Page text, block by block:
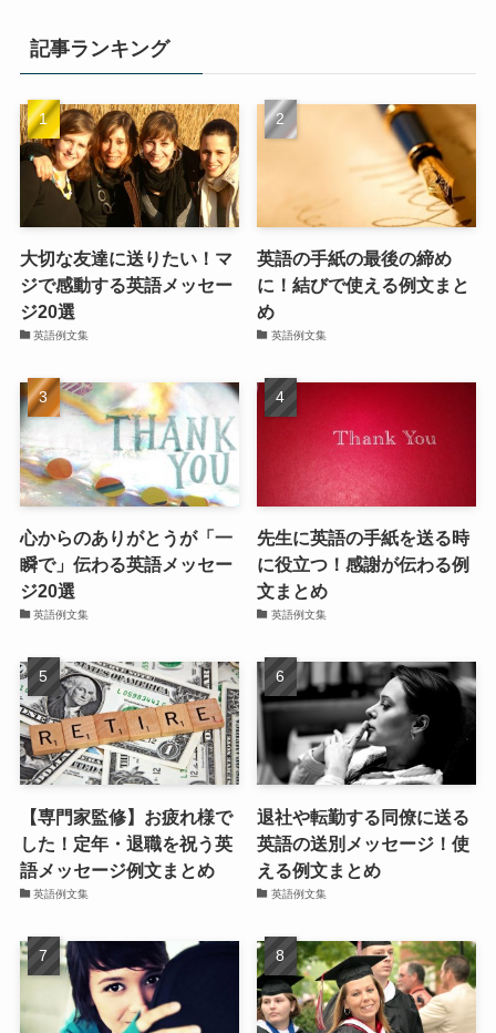
記事ランキング
大切な友達に送りたい！マ
ジで感動する英語メッセー
ジ20選
英語例文集
英語の手紙の最後の締め
に！結びで使える例文まと
め
英語例文集
心からのありがとうが「一
瞬で」伝わる英語メッセー
ジ20選
英語例文集
先生に英語の手紙を送る時
に役立つ！感謝が伝わる例
文まとめ
英語例文集
【専門家監修】お疲れ様で
した！定年・退職を祝う英
語メッセージ例文まとめ
英語例文集
退社や転勤する同僚に送る
英語の送別メッセージ！使
える例文まとめ
英語例文集